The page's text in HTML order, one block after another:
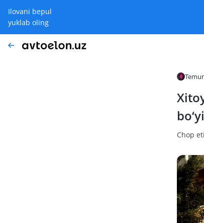
Ilovani bepul
yuklab oling
Chop